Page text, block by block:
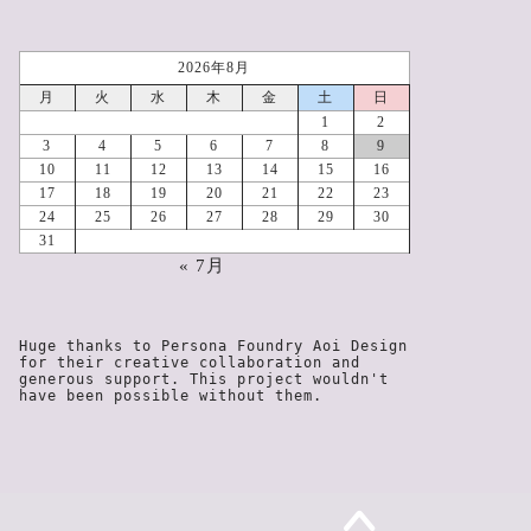
2026年8月
月
火 水 木 金 土
日
1
2
3
4 5 6 7 8
9
10
11 12 13 14 15
16
17
18 19 20 21 22
23
24
25 26 27 28 29
30
31
« 7月
Huge thanks to Persona Foundry Aoi Design
for their creative collaboration and
generous support. This project wouldn't
have been possible without them.